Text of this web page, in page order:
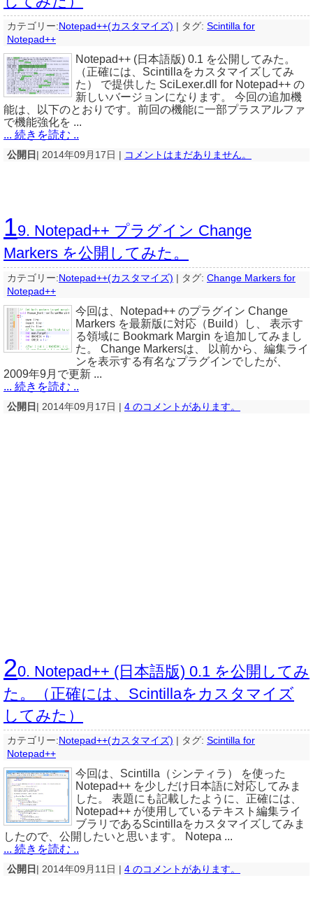
カテゴリー:Notepad++(カスタマイズ) | タグ: Scintilla for
Notepad++
Notepad++ (日本語版) 0.1 を公開してみた。
（正確には、Scintillaをカスタマイズしてみ
た） で提供した SciLexer.dll for Notepad++ の
新しいバージョンになります。 今回の追加機
能は、以下のとおりです。前回の機能に一部プラスアルファ
で機能強化を ...
... 続きを読む ..
公開日 | 2014年09月17日 | コメントはまだありません。
19. Notepad++ プラグイン Change
Markers を公開してみた。
カテゴリー:Notepad++(カスタマイズ) | タグ: Change Markers for
Notepad++
今回は、Notepad++ のプラグイン Change
Markers を最新版に対応（Build）し、 表示す
る領域に Bookmark Margin を追加してみまし
た。 Change Markersは、 以前から、編集ライ
ンを表示する有名なプラグインでしたが、
2009年9月で更新 ...
... 続きを読む ..
公開日 | 2014年09月17日 | 4 のコメントがあります。
20. Notepad++ (日本語版) 0.1 を公開してみ
た。（正確には、Scintillaをカスタマイズ
してみた）
カテゴリー:Notepad++(カスタマイズ) | タグ: Scintilla for
Notepad++
今回は、Scintilla（シンティラ） を使った
Notepad++ を少しだけ日本語に対応してみま
した。 表題にも記載したように、正確には、
Notepad++ が使用しているテキスト編集ライ
ブラリであるScintillaをカスタマイズしてみま
したので、公開したいと思います。 Notepa ...
... 続きを読む ..
公開日 | 2014年09月11日 | 4 のコメントがあります。